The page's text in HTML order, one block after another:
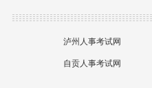
泸州人事考试网
自贡人事考试网